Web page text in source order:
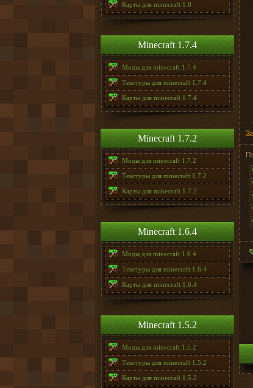
Карты для minecraft 1.8
Minecraft 1.7.4
Моды для minecraft 1.7.4
Текстуры для minecraft 1.7.4
Карты для minecraft 1.7.4
Minecraft 1.7.2
Моды для minecraft 1.7.2
Текстуры для minecraft 1.7.2
Карты для minecraft 1.7.2
Minecraft 1.6.4
Моды для minecraft 1.6.4
Текстуры для minecraft 1.6.4
Карты для minecraft 1.6.4
Minecraft 1.5.2
Моды для minecraft 1.5.2
Текстуры для minecraft 1.5.2
Карты для minecraft 1.5.2